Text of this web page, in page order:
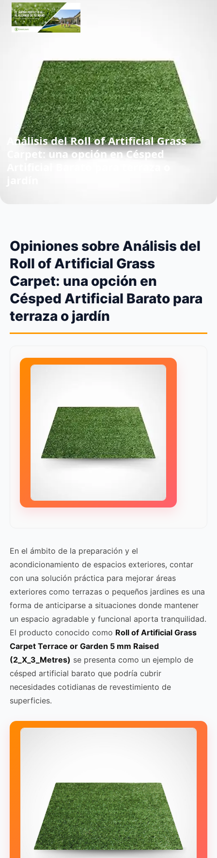
Análisis del Roll of Artificial Grass
Carpet: una opción en Césped
Opiniones sobre Análisis del
Roll of Artificial Grass
Carpet: una opción en
Césped Artificial Barato para
terraza o jardín
En el ámbito de la preparación y el
acondicionamiento de espacios exteriores, contar
con una solución práctica para mejorar áreas
exteriores como terrazas o pequeños jardines es una
forma de anticiparse a situaciones donde mantener
un espacio agradable y funcional aporta tranquilidad.
El producto conocido como Roll of Artificial Grass
Carpet Terrace or Garden 5 mm Raised
(2_X_3_Metres) se presenta como un ejemplo de
césped artificial barato que podría cubrir
necesidades cotidianas de revestimiento de
superficies.